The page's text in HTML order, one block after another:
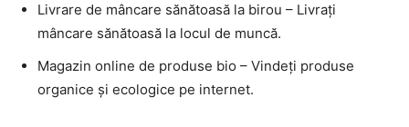
Livrare de mâncare sănătoasă la birou – Livrați
mâncare sănătoasă la locul de muncă.
Magazin online de produse bio – Vindeți produse
organice și ecologice pe internet.